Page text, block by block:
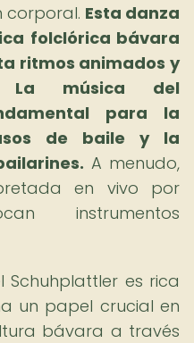
corporal. Esta danza
folclórica bávara
ritmos animados y
La música del
para la
de baile y la
A menudo,
en vivo por
instrumentos
Schuhplattler es rica
un papel crucial en
bávara a través